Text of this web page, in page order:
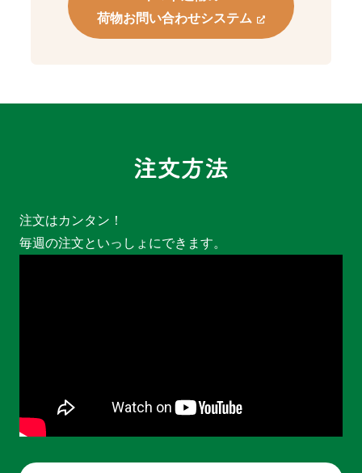
荷物お問い合わせシステム
注文はカンタン！
毎週の注文といっしょにできます。